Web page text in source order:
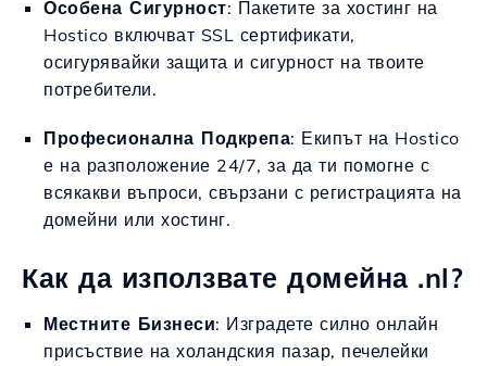
Особена Сигурност: Пакетите за хостинг на
Hostico включват SSL сертификати,
осигурявайки защита и сигурност на твоите
потребители.
Професионална Подкрепа: Екипът на Hostico
е на разположение 24/7, за да ти помогне с
всякакви въпроси, свързани с регистрацията на
домейни или хостинг.
Как да използвате домейна .nl?
Местните Бизнеси: Изградете силно онлайн
присъствие на холандския пазар, печелейки